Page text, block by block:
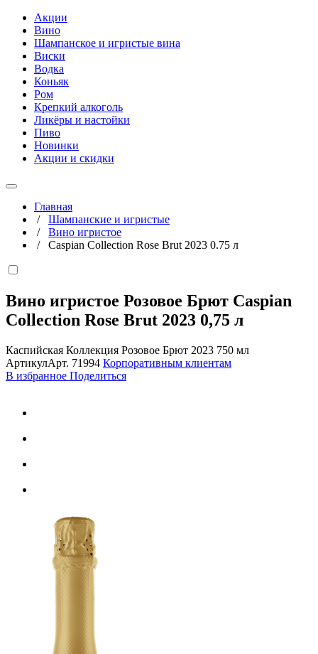
Акции
Вино
Шампанское и игристые вина
Виски
Водка
Коньяк
Ром
Крепкий алкоголь
Ликёры и настойки
Пиво
Новинки
Акции и скидки
Главная
/ Шампанские и игристые
/ Вино игристое
/ Caspian Collection Rose Brut 2023 0.75 л
Вино игристое Розовое Брют Caspian
Collection Rose Brut 2023 0,75 л
Каспийская Коллекция Розовое Брют 2023 750 мл
АртикулАрт. 71994 Корпоративным клиентам
В избранное Поделиться